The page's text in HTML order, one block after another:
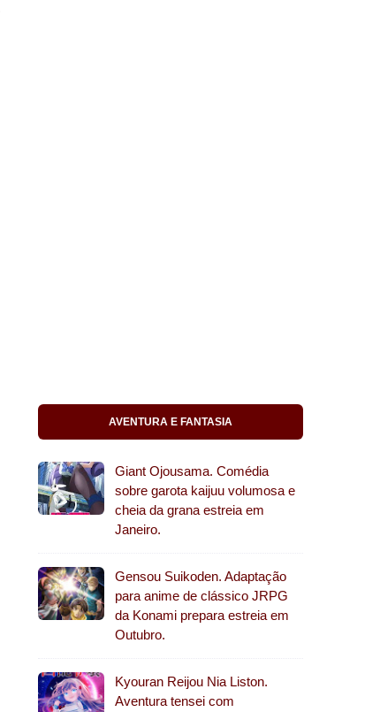
AVENTURA E FANTASIA
Giant Ojousama. Comédia
sobre garota kaijuu volumosa e
cheia da grana estreia em
Janeiro.
Gensou Suikoden. Adaptação
para anime de clássico JRPG
da Konami prepara estreia em
Outubro.
Kyouran Reijou Nia Liston.
Aventura tensei com